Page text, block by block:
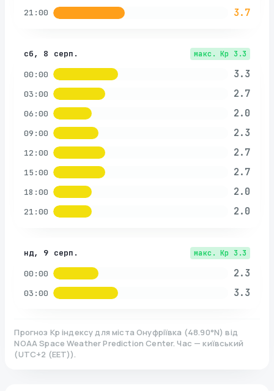
21:00 3.7
сб, 8 серп. макс. Kp 3.3
00:00 3.3
03:00 2.7
06:00 2.0
09:00 2.3
12:00 2.7
15:00 2.7
18:00 2.0
21:00 2.0
нд, 9 серп. макс. Kp 3.3
00:00 2.3
03:00 3.3
Прогноз Kp індексу для міста Онуфріївка (48.90°N)від
NOAA Space Weather Prediction Center. Час — київський
(UTC+2 (EET)).